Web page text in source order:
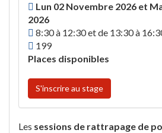
Lun 02 Novembre 2026 et
2026
8:30 à 12:30 et de 13:30 à
199
Places disponibles
S'inscrire au stage
Les sessions de rattrapage de